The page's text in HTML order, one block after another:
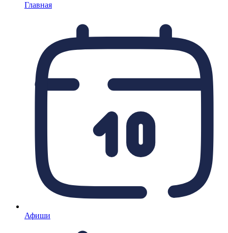
Главная
Афиши